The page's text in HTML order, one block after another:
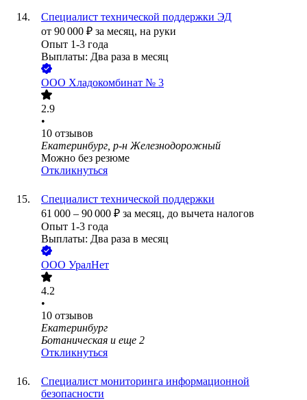
Специалист технической поддержки ЭД
от 90 000 ₽ за месяц, на руки
Опыт 1-3 года
Выплаты: Два раза в месяц
ООО Хладокомбинат № 3
2.9
•
10 отзывов
Екатеринбург, р-н Железнодорожный
Можно без резюме
Откликнуться
Специалист технической поддержки
61 000 – 90 000 ₽ за месяц, до вычета налогов
Опыт 1-3 года
Выплаты: Два раза в месяц
ООО УралНет
4.2
•
10 отзывов
Екатеринбург
Ботаническая и еще 2
Откликнуться
Специалист мониторинга информационной
безопасности